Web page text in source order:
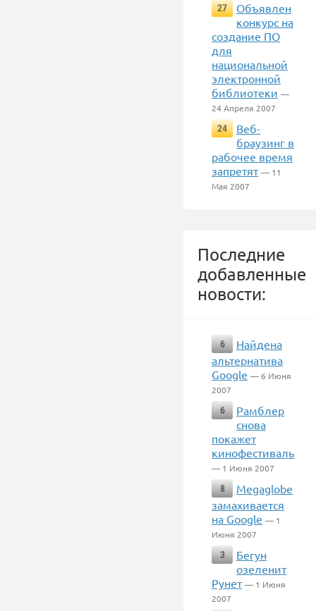
27
Объявлен
конкурс на
создание ПО
для
национальной
электронной
библиотеки —
24 Апреля 2007
24
Веб-
браузинг в
рабочее время
запретят — 11
Мая 2007
Последние
добавленные
новости:
6
Найдена
альтернатива
Google — 6 Июня
2007
6
Рамблер
снова
покажет
кинофестиваль
— 1 Июня 2007
8
Megaglobe
замахивается
на Google — 1
Июня 2007
3
Бегун
озеленит
Рунет — 1 Июня
2007